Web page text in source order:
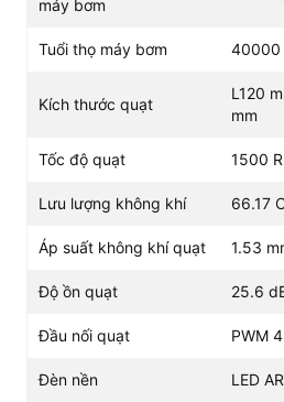
máy bơm
Tuổi thọ máy bơm 40000
Kích thước quạt
L120
mm
Tốc độ quạt 1500
Lưu lượng không khí 66.17
Áp suất không khí quạt 1.53
Độ ồn quạt 25.6
Đầu nối quạt PWM
Đèn nền LED